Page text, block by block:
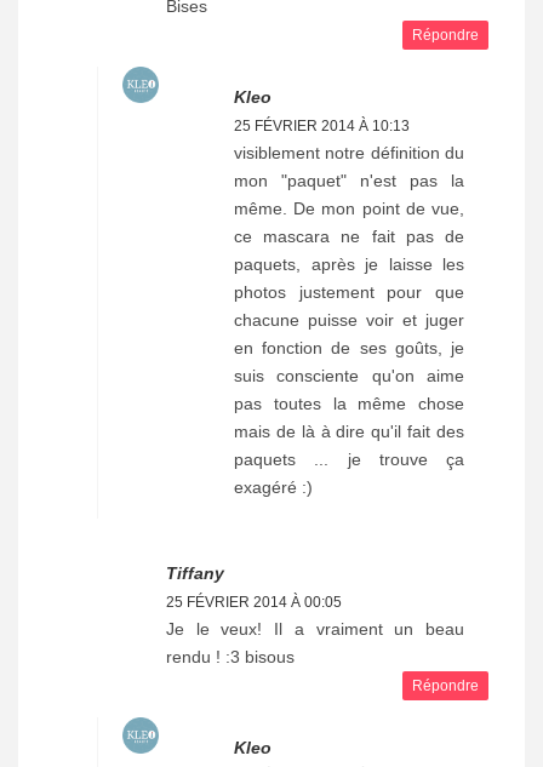
Bises
Répondre
Kleo
25 FÉVRIER 2014 À 10:13
visiblement notre définition du
mon "paquet" n'est pas la
même. De mon point de vue,
ce mascara ne fait pas de
paquets, après je laisse les
photos justement pour que
chacune puisse voir et juger
en fonction de ses goûts, je
suis consciente qu'on aime
pas toutes la même chose
mais de là à dire qu'il fait des
paquets ... je trouve ça
exagéré :)
Tiffany
25 FÉVRIER 2014 À 00:05
Je le veux! Il a vraiment un beau
rendu ! :3 bisous
Répondre
Kleo